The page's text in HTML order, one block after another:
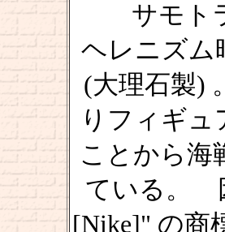
サモト
ヘレニズム
(大理石製)
りフィギ
ことから海
ている。
[Nike]" の商